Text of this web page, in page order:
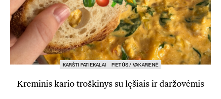
KARŠTI PATIEKALAI PIETŪS / VAKARIENĖ
Kreminis kario troškinys su lęšiais ir daržovėmis